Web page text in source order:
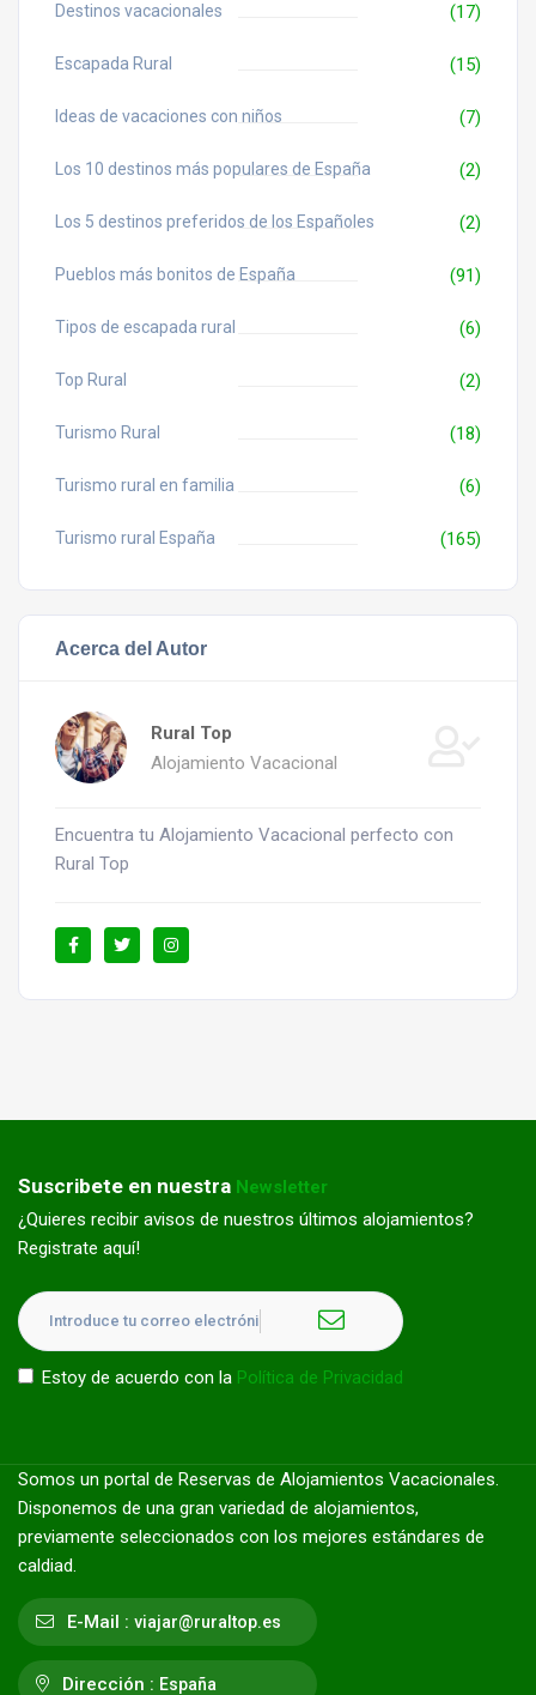
Destinos vacacionales (17)
Escapada Rural (15)
Ideas de vacaciones con niños (7)
Los 10 destinos más populares de España (2)
Los 5 destinos preferidos de los Españoles (2)
Pueblos más bonitos de España (91)
Tipos de escapada rural (6)
Top Rural (2)
Turismo Rural (18)
Turismo rural en familia (6)
Turismo rural España (165)
Acerca del Autor
Rural Top
Alojamiento Vacacional
Encuentra tu Alojamiento Vacacional perfecto con
Rural Top
Suscribete en nuestra Newsletter
¿Quieres recibir avisos de nuestros últimos alojamientos?
Registrate aquí!
Estoy de acuerdo con la Política de Privacidad
Somos un portal de Reservas de Alojamientos Vacacionales.
Disponemos de una gran variedad de alojamientos,
previamente seleccionados con los mejores estándares de
caldiad.
E-Mail : viajar@ruraltop.es
Dirección : España